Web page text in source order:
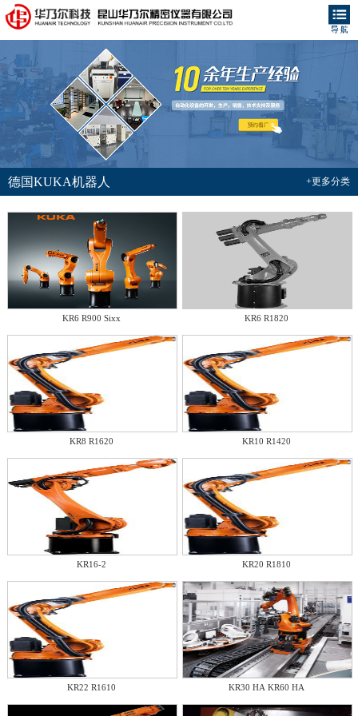
德国KUKA机器人 +更多分类
KR6 R900 Sixx KR6 R1820
KR8 R1620 KR10 R1420
KR16-2 KR20 R1810
KR22 R1610 KR30 HA KR60 HA